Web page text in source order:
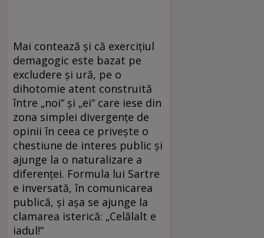
Mai contează și că exercițiul
demagogic este bazat pe
excludere și ură, pe o
dihotomie atent construită
între „noi“ și „ei“ care iese din
zona simplei divergențe de
opinii în ceea ce privește o
chestiune de interes public și
ajunge la o naturalizare a
diferenței. Formula lui Sartre
e inversată, în comunicarea
publică, și așa se ajunge la
clamarea isterică: „Celălalt e
iadul!“